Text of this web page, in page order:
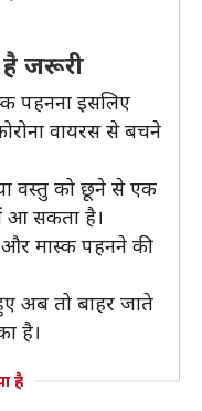
जरूरी
पहनना इसलिए
वायरस से बचने
वस्तु को छूने से एक
आ सकता है।
और मास्क पहनने की
अब तो बाहर जाते
है।
है